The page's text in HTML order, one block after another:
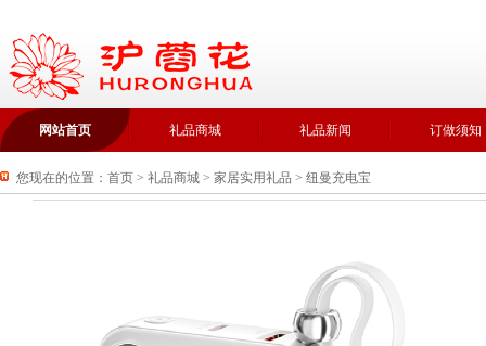
网站首页 礼品商城 礼品新闻 订做须知
您现在的位置： 首页 > 礼品商城 > 家居实用礼品 > 纽曼充电宝